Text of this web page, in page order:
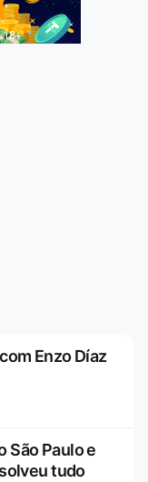
18+
Enzo Díaz
São Paulo e
tudo